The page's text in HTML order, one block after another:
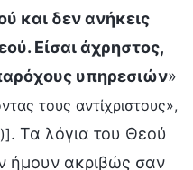
και δεν ανήκεις
Είσαι άχρηστος,
υπηρεσιών»
τους αντίχριστους»,
. Τα λόγια του Θεού
ήμουν ακριβώς σαν